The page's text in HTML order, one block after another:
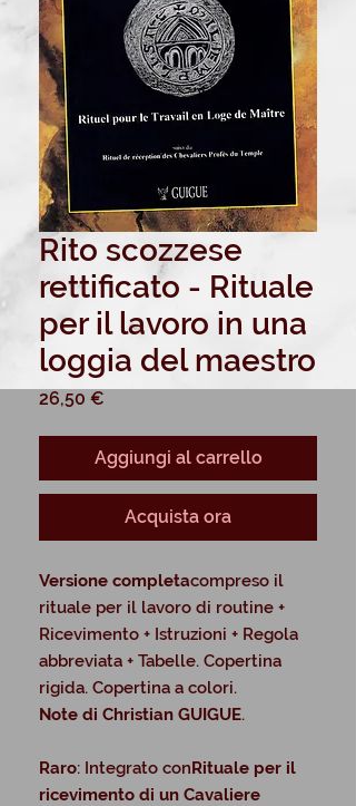
Rito scozzese
rettificato - Rituale
per il lavoro in una
loggia del maestro
26,50 €
Aggiungi al carrello
Acquista ora
Versione completacompreso il
rituale per il lavoro di routine +
Ricevimento + Istruzioni + Regola
abbreviata + Tabelle. Copertina
rigida. Copertina a colori.
Note di Christian GUIGUE.
Raro: Integrato conRituale per il
ricevimento di un Cavaliere